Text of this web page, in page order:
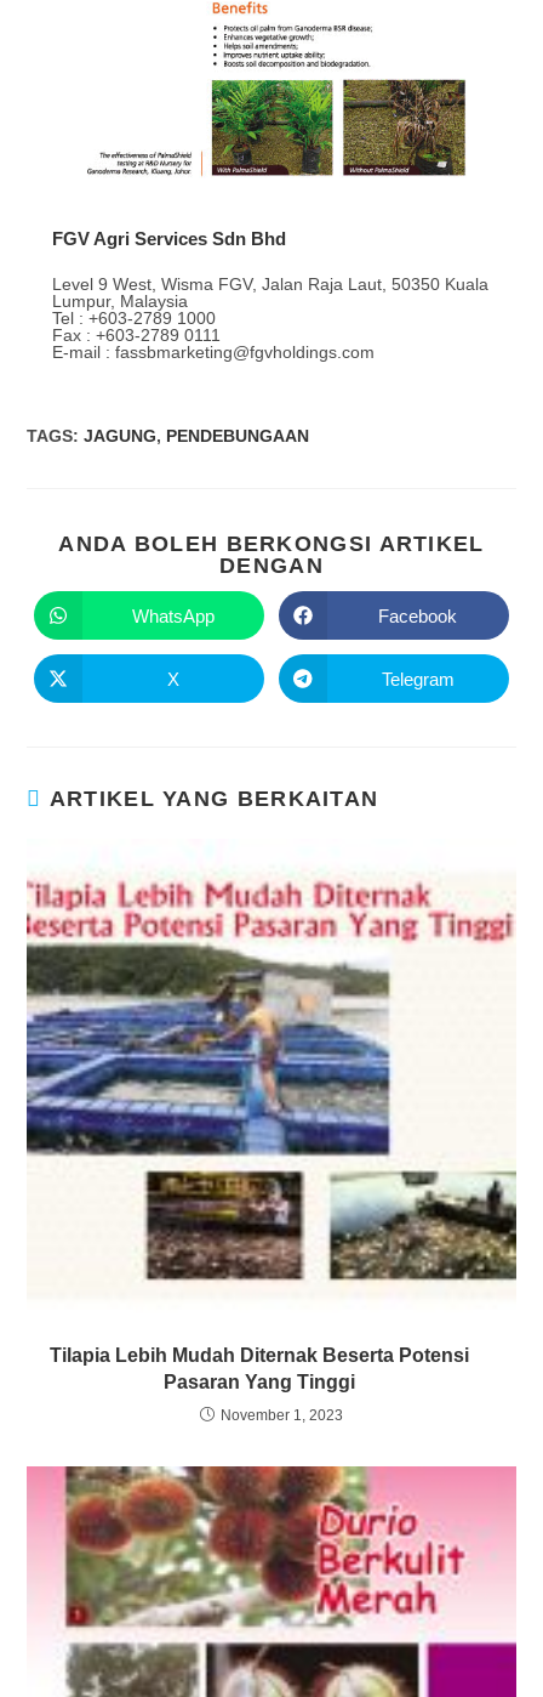
FGV Agri Services Sdn Bhd
Level 9 West, Wisma FGV, Jalan Raja Laut, 50350 Kuala
Lumpur, Malaysia
Tel : +603-2789 1000
Fax : +603-2789 0111
E-mail : fassbmarketing@fgvholdings.com
TAGS:JAGUNG, PENDEBUNGAAN
ANDA BOLEH BERKONGSI ARTIKEL
DENGAN
WhatsApp Facebook
X Telegram
ARTIKEL YANG BERKAITAN
Tilapia Lebih Mudah Diternak Beserta Potensi
Pasaran Yang Tinggi
November 1, 2023